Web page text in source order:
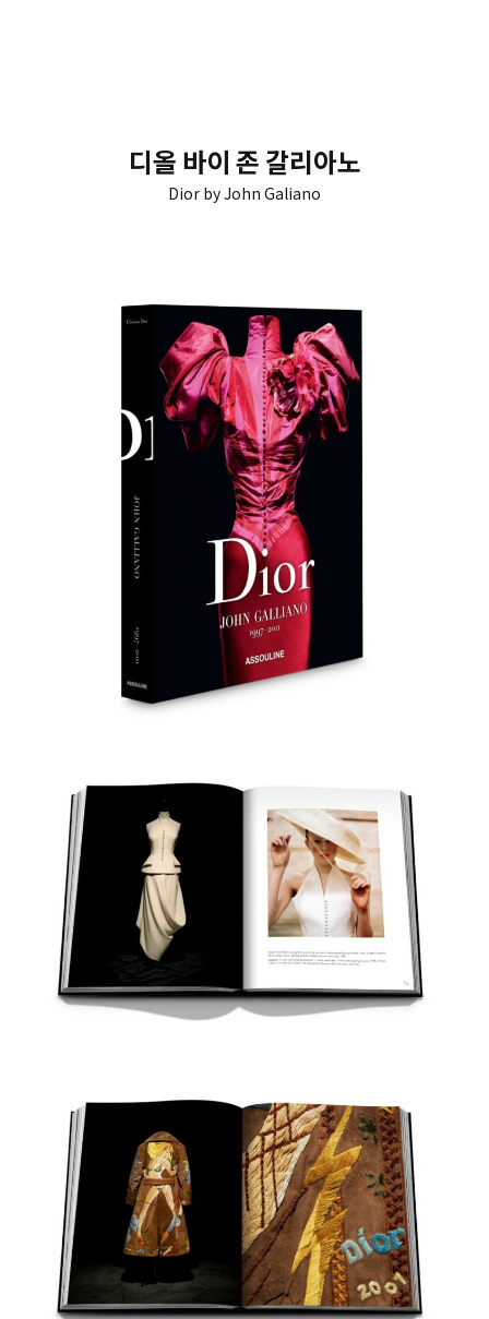
디올 바이 존 갈리아노
Dior by John Galiano